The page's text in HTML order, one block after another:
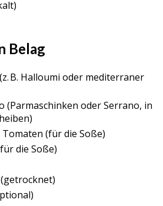
Belag
B. Halloumi oder mediterraner
(Parmaschinken oder Serrano, in
Tomaten (für die Soße)
die Soße)